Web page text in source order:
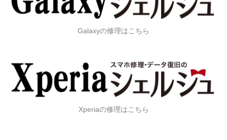
Galaxyの修理はこちら
Xperiaの修理はこちら